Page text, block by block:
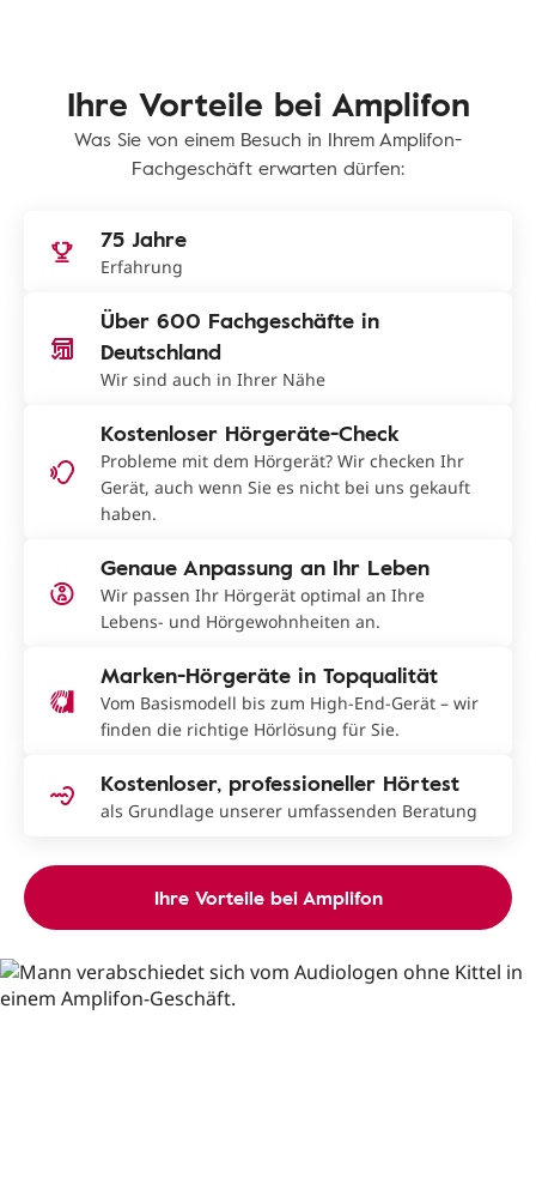
Ihre Vorteile bei Amplifon
Was Sie von einem Besuch in Ihrem Amplifon-
Fachgeschäft erwarten dürfen:
75 Jahre
Erfahrung
Über 600 Fachgeschäfte in
Deutschland
Wir sind auch in Ihrer Nähe
Kostenloser Hörgeräte-Check
Probleme mit dem Hörgerät? Wir checken Ihr
Gerät, auch wenn Sie es nicht bei uns gekauft
haben.
Genaue Anpassung an Ihr Leben
Wir passen Ihr Hörgerät optimal an Ihre
Lebens- und Hörgewohnheiten an.
Marken-Hörgeräte in Topqualität
Vom Basismodell bis zum High-End-Gerät – wir
finden die richtige Hörlösung für Sie.
Kostenloser, professioneller Hörtest
als Grundlage unserer umfassenden Beratung
Ihre Vorteile bei Amplifon